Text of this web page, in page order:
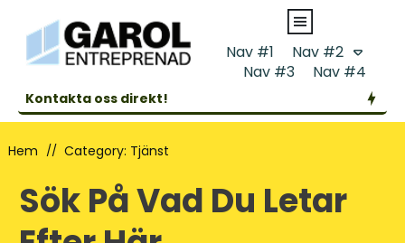
Nav #1
Nav #2
Nav #3
Nav #4
Kontakta oss direkt!
Hem // Category: Tjänst
Sök På Vad Du Letar